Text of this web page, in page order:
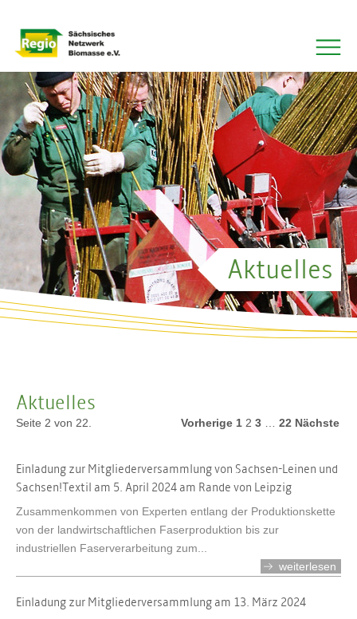
QS-Projekt Rapsölkraftstoff
Aktuelles
Aktuelles
Seite 2 von 22. Vorherige 1 2 3 22 Nächste
Einladung zur Mitgliederversammlung von Sachsen-Leinen und
Sachsen!Textil am 5. April 2024 am Rande von Leipzig
Zusammenkommen von Experten entlang der Produktionskette
von der landwirtschaftlichen Faserproduktion bis zur
industriellen Faserverarbeitung zum...
weiterlesen
Einladung zur Mitgliederversammlung am 13. März 2024